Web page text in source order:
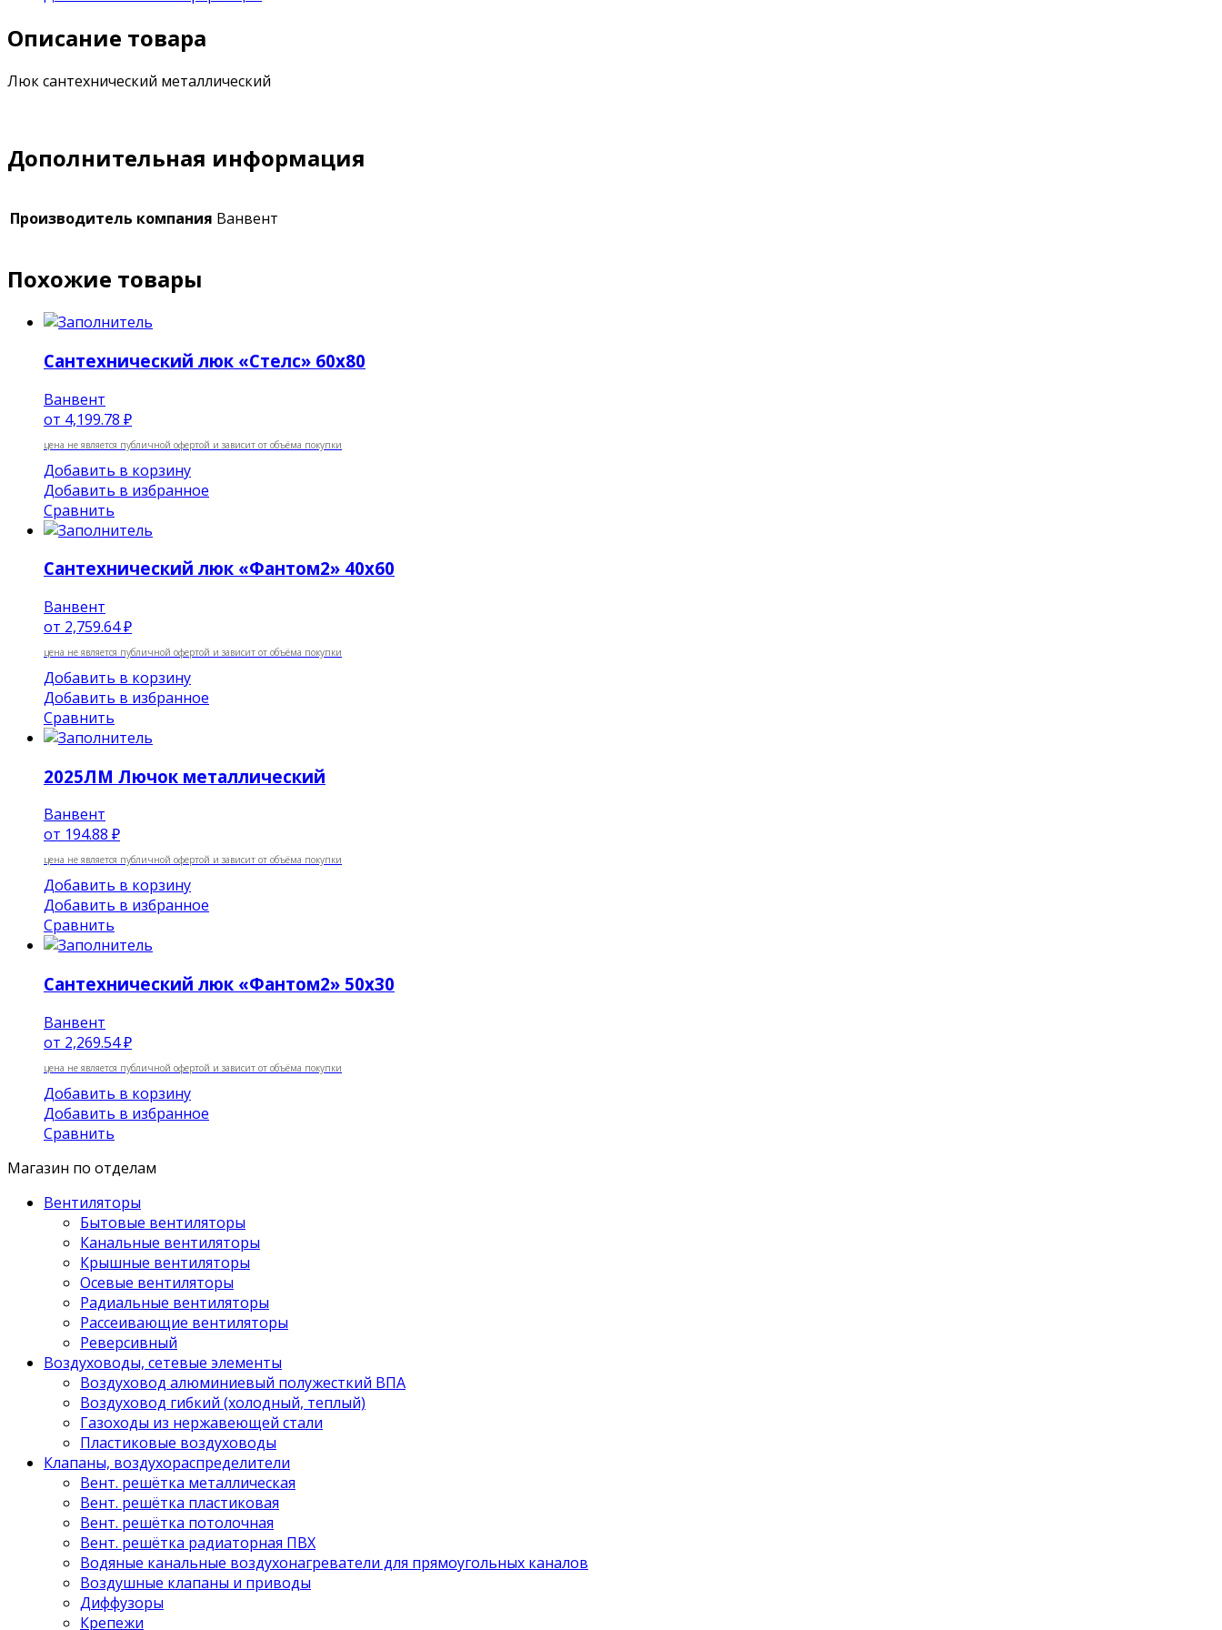
Описание товара
Люк сантехнический металлический
Дополнительная информация
Производитель компания Ванвент
Похожие товары
Сантехнический люк «Стелс» 60х80
Ванвент
от 4,199.78 ₽
цена не является публичной офертой и зависит от объёма покупки
Добавить в корзину
Добавить в избранное
Сравнить
Сантехнический люк «Фантом2» 40х60
Ванвент
от 2,759.64 ₽
цена не является публичной офертой и зависит от объёма покупки
Добавить в корзину
Добавить в избранное
Сравнить
2025ЛМ Лючок металлический
Ванвент
от 194.88 ₽
цена не является публичной офертой и зависит от объёма покупки
Добавить в корзину
Добавить в избранное
Сравнить
Сантехнический люк «Фантом2» 50х30
Ванвент
от 2,269.54 ₽
цена не является публичной офертой и зависит от объёма покупки
Добавить в корзину
Добавить в избранное
Сравнить
Магазин по отделам
Вентиляторы
Бытовые вентиляторы
Канальные вентиляторы
Крышные вентиляторы
Осевые вентиляторы
Радиальные вентиляторы
Рассеивающие вентиляторы
Реверсивный
Воздуховоды, сетевые элементы
Воздуховод алюминиевый полужесткий ВПА
Воздуховод гибкий (холодный, теплый)
Газоходы из нержавеющей стали
Пластиковые воздуховоды
Клапаны, воздухораспределители
Вент. решётка металлическая
Вент. решётка пластиковая
Вент. решётка потолочная
Вент. решётка радиаторная ПВХ
Водяные канальные воздухонагреватели для прямоугольных каналов
Воздушные клапаны и приводы
Диффузоры
Крепежи